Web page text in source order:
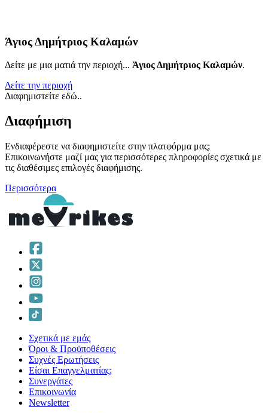
Άγιος Δημήτριος Καλαμών
Δείτε με μια ματιά την περιοχή... Άγιος Δημήτριος Καλαμών.
Δείτε την περιοχή
Διαφημιστείτε εδώ..
Διαφήμιση
Ενδιαφέρεστε να διαφημιστείτε στην πλατφόρμα μας;
Επικοινωνήστε μαζί μας για περισσότερες πληροφορίες σχετικά με
τις διαθέσιμες επιλογές διαφήμισης.
Περισσότερα
Σχετικά με εμάς
Όροι & Προϋποθέσεις
Συχνές Ερωτήσεις
Είσαι Επαγγελματίας;
Συνεργάτες
Επικοινωνία
Νewsletter